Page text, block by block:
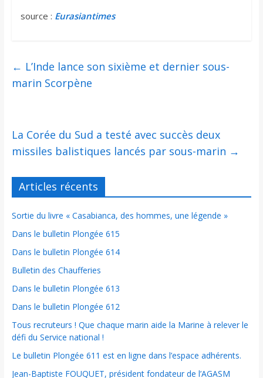
source : Eurasiantimes
← L’Inde lance son sixième et dernier sous-
marin Scorpène
La Corée du Sud a testé avec succès deux
missiles balistiques lancés par sous-marin →
Articles récents
Sortie du livre « Casabianca, des hommes, une légende »
Dans le bulletin Plongée 615
Dans le bulletin Plongée 614
Bulletin des Chaufferies
Dans le bulletin Plongée 613
Dans le bulletin Plongée 612
Tous recruteurs ! Que chaque marin aide la Marine à relever le
défi du Service national !
Le bulletin Plongée 611 est en ligne dans l’espace adhérents.
Jean-Baptiste FOUQUET, président fondateur de l’AGASM